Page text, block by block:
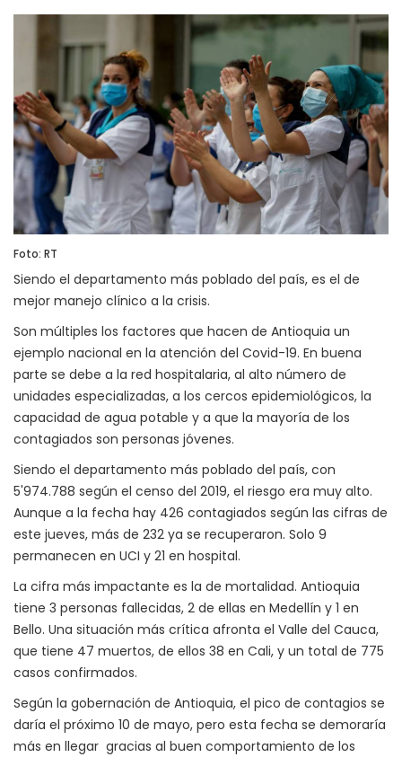
Foto: RT
Siendo el departamento más poblado del país, es el de
mejor manejo clínico a la crisis.
Son múltiples los factores que hacen de Antioquia un
ejemplo nacional en la atención del Covid-19. En buena
parte se debe a la red hospitalaria, al alto número de
unidades especializadas, a los cercos epidemiológicos, la
capacidad de agua potable y a que la mayoría de los
contagiados son personas jóvenes.
Siendo el departamento más poblado del país, con
5'974.788 según el censo del 2019, el riesgo era muy alto.
Aunque a la fecha hay 426 contagiados según las cifras de
este jueves, más de 232 ya se recuperaron. Solo 9
permanecen en UCI y 21 en hospital.
La cifra más impactante es la de mortalidad. Antioquia
tiene 3 personas fallecidas, 2 de ellas en Medellín y 1 en
Bello. Una situación más crítica afronta el Valle del Cauca,
que tiene 47 muertos, de ellos 38 en Cali, y un total de 775
casos confirmados.
Según la gobernación de Antioquia, el pico de contagios se
daría el próximo 10 de mayo, pero esta fecha se demoraría
más en llegar gracias al buen comportamiento de los